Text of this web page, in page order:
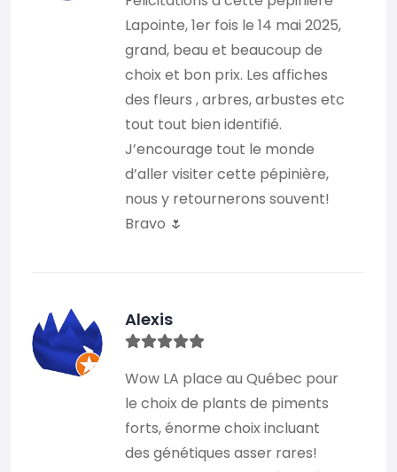
Lapointe, 1er fois le 14 mai 2025,
grand, beau et beaucoup de
choix et bon prix. Les affiches
des fleurs , arbres, arbustes etc
tout tout bien identifié.
J’encourage tout le monde
d’aller visiter cette pépinière,
nous y retournerons souvent!
Bravo 🌷
Alexis
Wow LA place au Québec pour
le choix de plants de piments
forts, énorme choix incluant
des génétiques asser rares!